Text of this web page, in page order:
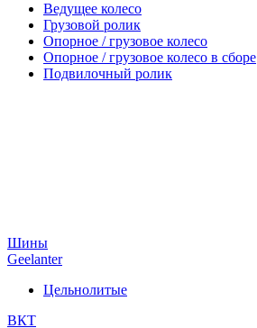
Ведущее колесо
Грузовой ролик
Опорное / грузовое колесо
Опорное / грузовое колесо в сборе
Подвилочный ролик
Шины
Geelanter
Цельнолитые
ВКТ